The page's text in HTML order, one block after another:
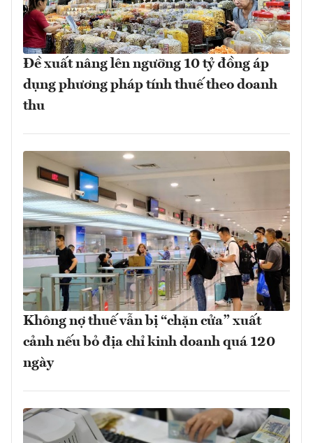
Đề xuất nâng lên ngưỡng 10 tỷ đồng áp
dụng phương pháp tính thuế theo doanh
thu
Không nợ thuế vẫn bị “chặn cửa” xuất
cảnh nếu bỏ địa chỉ kinh doanh quá 120
ngày